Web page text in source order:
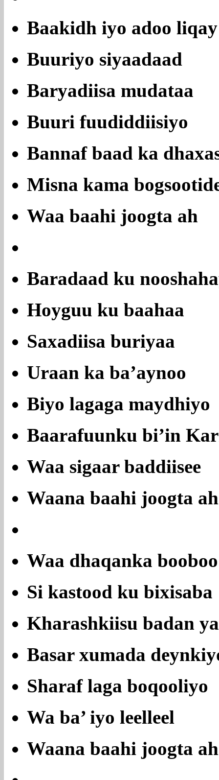
Baakidh iyo adoo liqay
Buuriyo siyaadaad
Baryadiisa mudataa
Buuri fuudiddiisiyo
Bannaf baad ka
Misna kama
Waa baahi joogta ah
Baradaad ku
Hoyguu ku baahaa
Saxadiisa buriyaa
Uraan ka ba’aynoo
Biyo lagaga maydhiyo
Baarafuunku bi’in
Waa sigaar baddiisee
Waana baahi joogta ah
Waa dhaqanka booboo
Si kastood ku bixisaba
Kharashkiisu badan
Basar xumada
Sharaf laga boqooliyo
Wa ba’ iyo leelleel
Waana baahi joogta ah